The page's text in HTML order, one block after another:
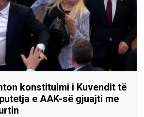
konstituimi i Kuvendit të
e AAK-së gjuajti me